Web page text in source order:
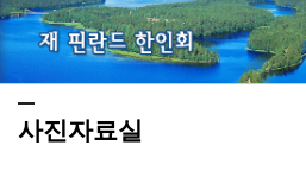
사진자료실